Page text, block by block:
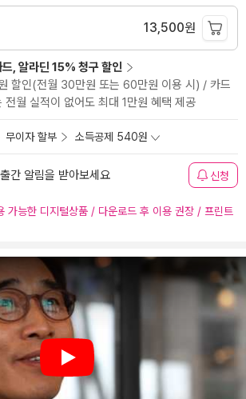
13,500원
, 알라딘 15% 청구 할인
할인(전월 30만원 또는 60만원 이용 시) / 카드
전월 실적이 없어도 최대 1만원 혜택 제공
무이자 할부 소득공제 540원
간 알림을 받아보세요 신청
가능한 디지털상품 / 다운로드 후 이용 권장 / 프린트
Play